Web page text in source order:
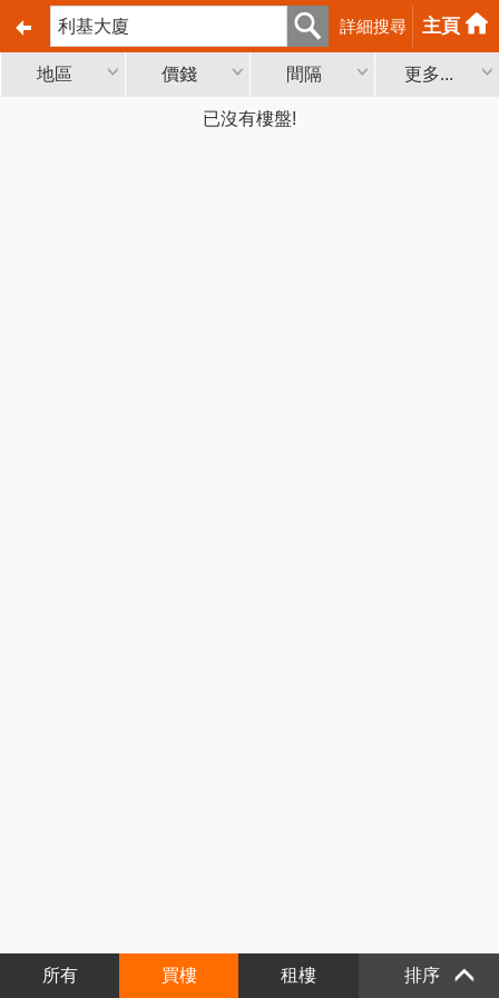
詳細搜尋 主頁
地區 價錢 間隔 更多...
已沒有樓盤!
所有 買樓 租樓 排序